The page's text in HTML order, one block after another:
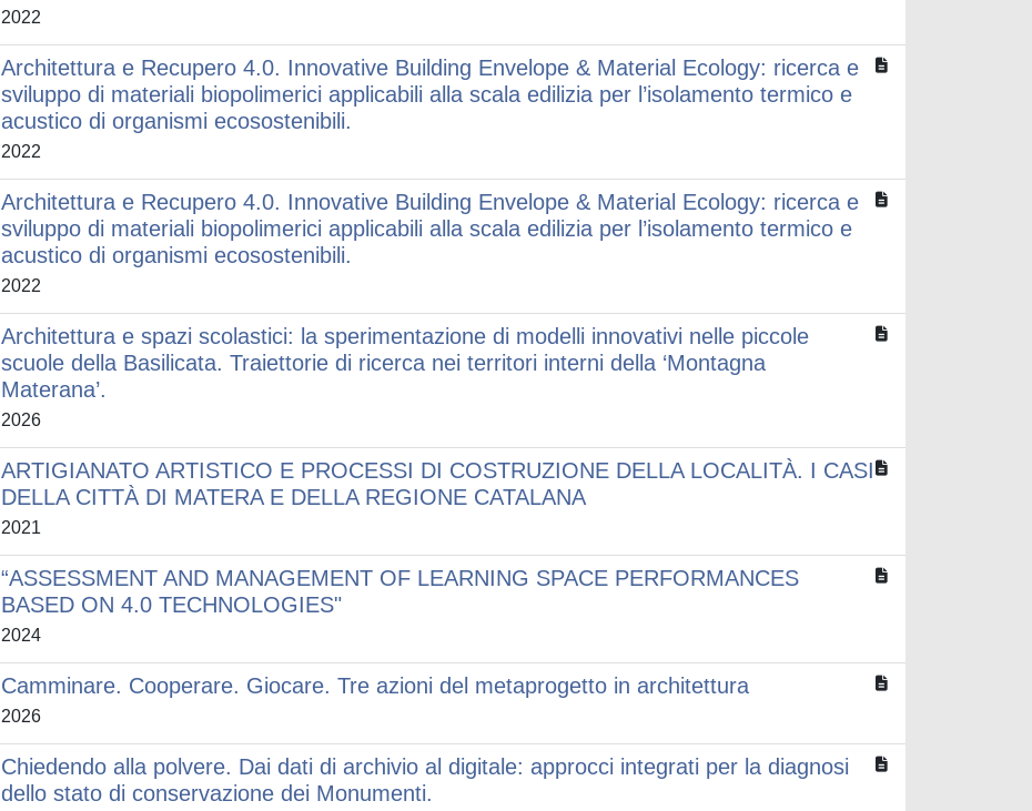
2022
Architettura e Recupero 4.0. Innovative Building Envelope & Material Ecology: ricerca e
sviluppo di materiali biopolimerici applicabili alla scala edilizia per l’isolamento termico e
acustico di organismi ecosostenibili.
2022
Architettura e Recupero 4.0. Innovative Building Envelope & Material Ecology: ricerca e
sviluppo di materiali biopolimerici applicabili alla scala edilizia per l’isolamento termico e
acustico di organismi ecosostenibili.
2022
Architettura e spazi scolastici: la sperimentazione di modelli innovativi nelle piccole
scuole della Basilicata. Traiettorie di ricerca nei territori interni della ‘Montagna
Materana’.
2026
ARTIGIANATO ARTISTICO E PROCESSI DI COSTRUZIONE DELLA LOCALITÀ. I CASI
DELLA CITTÀ DI MATERA E DELLA REGIONE CATALANA
2021
“ASSESSMENT AND MANAGEMENT OF LEARNING SPACE PERFORMANCES
BASED ON 4.0 TECHNOLOGIES"
2024
Camminare. Cooperare. Giocare. Tre azioni del metaprogetto in architettura
2026
Chiedendo alla polvere. Dai dati di archivio al digitale: approcci integrati per la diagnosi
dello stato di conservazione dei Monumenti.